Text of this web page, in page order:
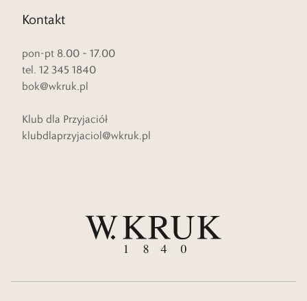
Kontakt
pon-pt 8.00 – 17.00
tel. 12 345 1840
bok@wkruk.pl
Klub dla Przyjaciół
klubdlaprzyjaciol@wkruk.pl